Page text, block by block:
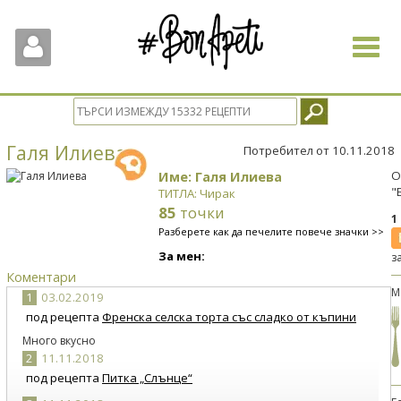
Toggle
Галя Илиева Потребител от 10.11.2018
Име: Галя Илиева
ТИТЛА: Чирак
85 точки
Разберете как да печелите повече значки >>
За мен:
Коментари
1
03.02.2019
под рецепта Френска селска торта със сладко от къпини
Много вкусно
2
11.11.2018
под рецепта Питка „Слънце“
1